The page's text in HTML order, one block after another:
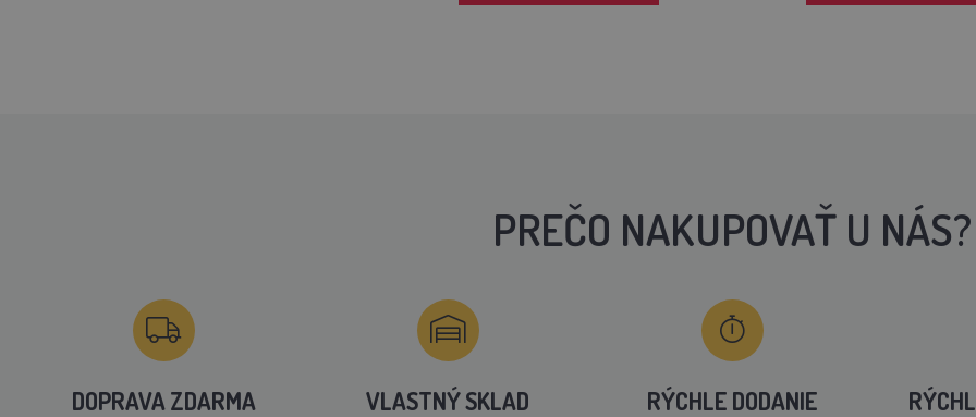
PREČO NAKUPOVAŤ U NÁS?
DOPRAVA ZDARMA VLASTNÝ SKLAD RÝCHLE DODANIE